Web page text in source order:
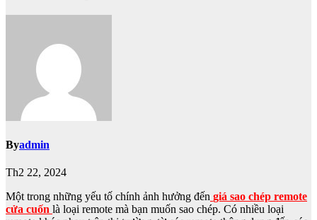
Byadmin
Th2 22, 2024
Một trong những yếu tố chính ảnh hưởng đến giá sao chép remote
cửa cuốn là loại remote mà bạn muốn sao chép. Có nhiều loại